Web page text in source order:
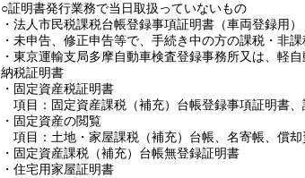
○証明書発行業務で当日取扱っていないもの
・法人市民税課税台帳登録事項証明書（車両登録用）
・未申告、修正申告等で、手続き中の方の課税・非
・東京運輸支局多摩自動車検査登録事務所又は、軽
納税証明書
・固定資産税証明書
項目：固定資産課税（補充）台帳登録事項証明書
・固定資産の閲覧
項目：土地・家屋課税（補充）台帳、名寄帳、償
・固定資産課税（補充）台帳無登録証明書
・住宅用家屋証明書